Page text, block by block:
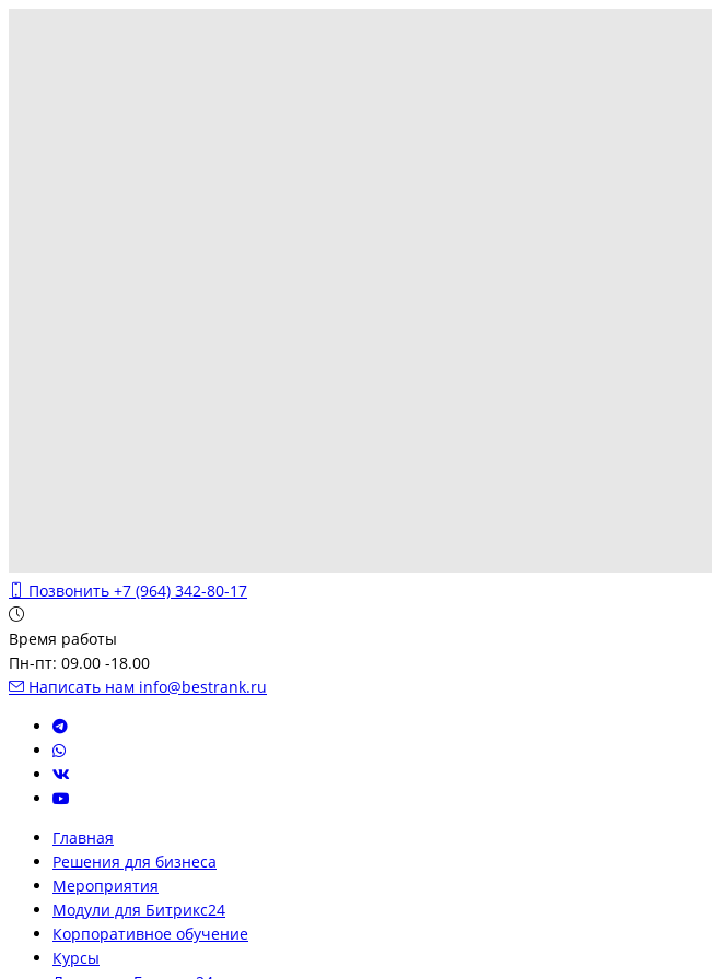
Позвонить +7 (964) 342-80-17
Время работы
Пн-пт: 09.00 -18.00
Написать нам info@bestrank.ru
Главная
Решения для бизнеса
Мероприятия
Модули для Битрикс24
Корпоративное обучение
Курсы